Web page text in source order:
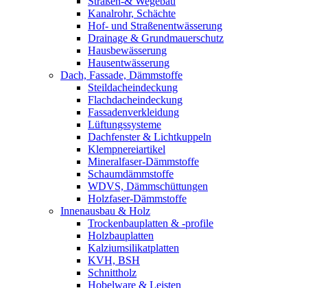
Kanalrohr, Schächte
Hof- und Straßenentwässerung
Drainage & Grundmauerschutz
Hausbewässerung
Hausentwässerung
Dach, Fassade, Dämmstoffe
Steildacheindeckung
Flachdacheindeckung
Fassadenverkleidung
Lüftungssysteme
Dachfenster & Lichtkuppeln
Klempnereiartikel
Mineralfaser-Dämmstoffe
Schaumdämmstoffe
WDVS, Dämmschüttungen
Holzfaser-Dämmstoffe
Innenausbau & Holz
Trockenbauplatten & -profile
Holzbauplatten
Kalziumsilikatplatten
KVH, BSH
Schnittholz
Hobelware & Leisten